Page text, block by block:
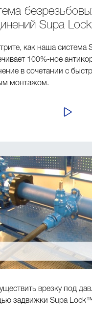
Supa
как наша система
100%-ное
в сочетании с
монтажом.
ПРОСМОТР
врезку под
задвижки Supa